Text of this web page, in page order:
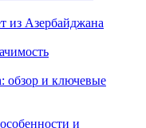
из Азербайджана
обзор и ключевые
и